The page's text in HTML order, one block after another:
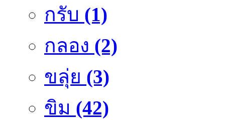
กรับ (1)
กลอง (2)
ขลุ่ย (3)
ขิม (42)